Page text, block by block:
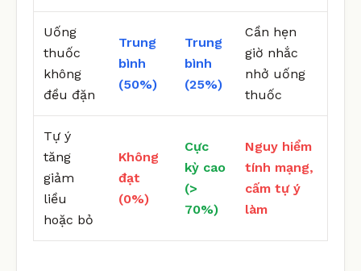
Uống
thuốc
không
đều đặn
Trung
bình
(50%)
Trung
bình
(25%)
Cần hẹn
giờ nhắc
nhở uống
thuốc
Tự ý
tăng
giảm
liều
hoặc bỏ
Không
đạt
(0%)
Cực
kỳ cao
(>
70%)
Nguy hiểm
tính mạng,
cấm tự ý
làm